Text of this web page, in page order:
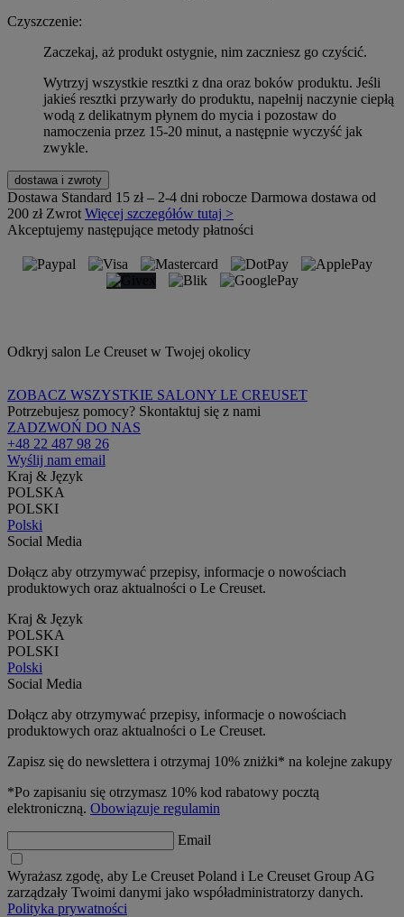
Czyszczenie:
Zaczekaj, aż produkt ostygnie, nim zaczniesz go czyścić.
Wytrzyj wszystkie resztki z dna oraz boków produktu. Jeśli
jakieś resztki przywarły do produktu, napełnij naczynie ciepłą
wodą z delikatnym płynem do mycia i pozostaw do
namoczenia przez 15-20 minut, a następnie wyczyść jak
zwykle.
dostawa i zwroty
Dostawa Standard 15 zł – 2-4 dni robocze Darmowa dostawa od
200 zł Zwrot Więcej szczegółów tutaj >
Akceptujemy następujące metody płatności
Odkryj salon Le Creuset w Twojej okolicy
ZOBACZ WSZYSTKIE SALONY LE CREUSET
Potrzebujesz pomocy? Skontaktuj się z nami
ZADZWOŃ DO NAS
+48 22 487 98 26
Wyślij nam email
Kraj & Język
POLSKA
POLSKI
Polski
Social Media
Dołącz aby otrzymywać przepisy, informacje o nowościach
produktowych oraz aktualności o Le Creuset.
Kraj & Język
POLSKA
POLSKI
Polski
Social Media
Dołącz aby otrzymywać przepisy, informacje o nowościach
produktowych oraz aktualności o Le Creuset.
Zapisz się do newslettera i otrzymaj 10% zniżki* na kolejne zakupy
*Po zapisaniu się otrzymasz 10% kod rabatowy pocztą
elektroniczną. Obowiązuje regulamin
Email
Wyrażasz zgodę, aby Le Creuset Poland i Le Creuset Group AG
zarządzały Twoimi danymi jako współadministratorzy danych.
Polityka prywatności